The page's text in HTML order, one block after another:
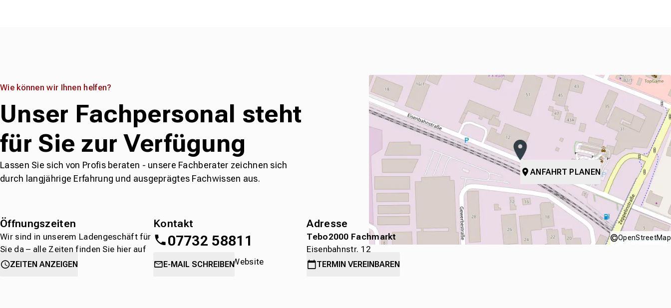
Wie können wir Ihnen helfen?
Unser Fachpersonal steht
für Sie zur Verfügung
Lassen Sie sich von Profis beraten - unsere Fachberater zeichnen sich
durch langjährige Erfahrung und ausgeprägtes Fachwissen aus.
Öffnungszeiten
Wir sind in unserem Ladengeschäft für
Sie da – alle Zeiten finden Sie hier auf
einen Blick.
ZEITEN ANZEIGEN
Kontakt
07732 58811
oderdirekt über die Website
E-MAIL SCHREIBEN
Adresse
Tebo2000 Fachmarkt
Eisenbahnstr. 12
78315 Radolfzell
TERMIN VEREINBAREN
ANFAHRT PLANEN
©OpenStreetMap